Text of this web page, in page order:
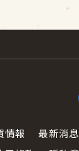
情報 最新消息